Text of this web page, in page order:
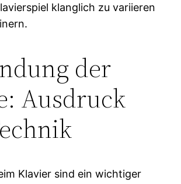
klanglich zu variieren
der
Ausdruck
Klavier sind ein wichtiger